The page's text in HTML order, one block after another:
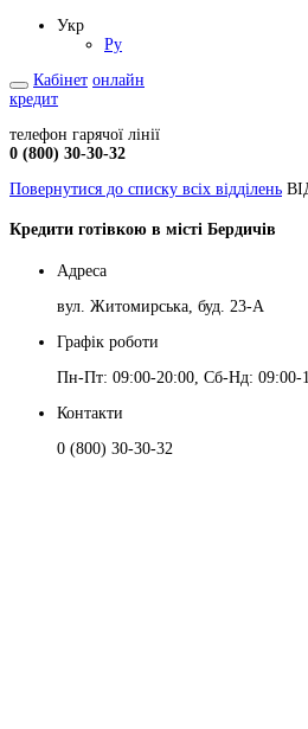
Укр
Ру
Кабінет онлайн
кредит
телефон гарячої лінії
0 (800) 30-30-32
Повернутися до списку всіх відділень
Кредити готівкою в місті Бердичів
Адреса
вул. Житомирська, буд. 23-А
Графік роботи
Пн-Пт: 09:00-20:00, Сб-Нд: 09:00-
Контакти
0 (800) 30-30-32